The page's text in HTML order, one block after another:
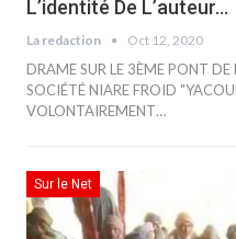
L’identité De L’auteur…
La redaction Oct 12, 2020
DRAME SUR LE 3ÈME PONT
SOCIÉTÉ NIARE FROID
VOLONTAIREMENT…
Sur le Net